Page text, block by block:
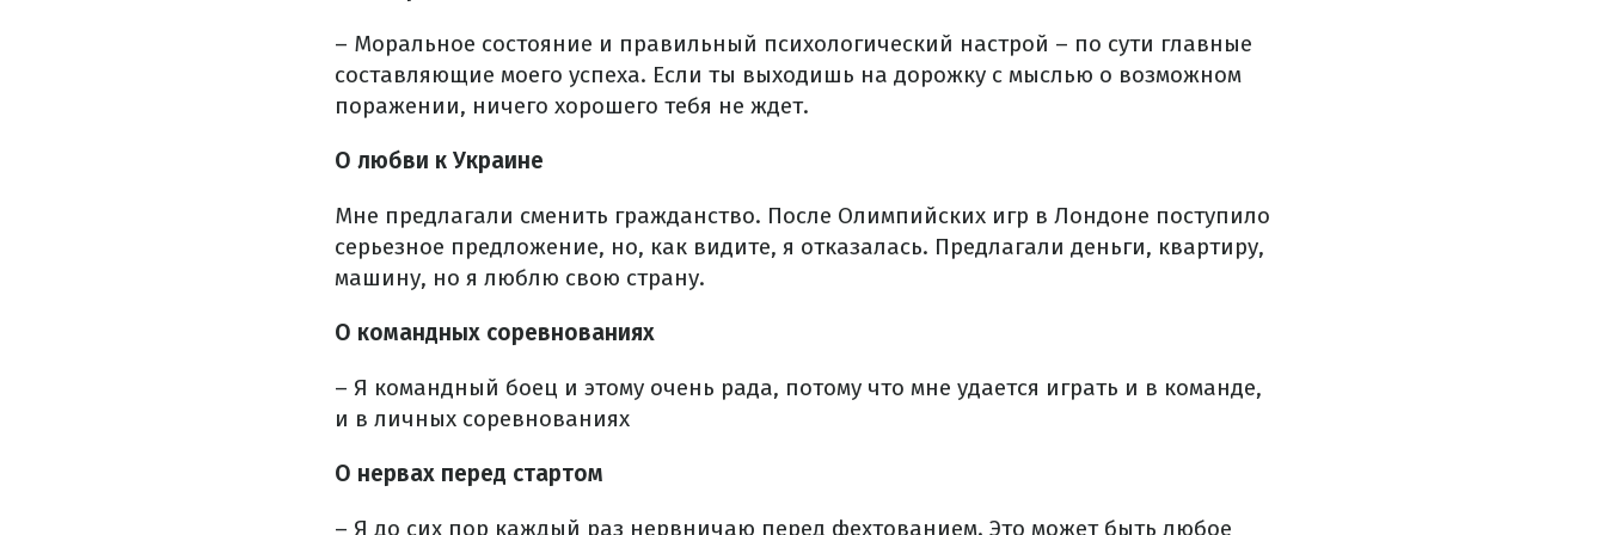
– Моральное состояние и правильный психологический настрой – по сути главные
составляющие моего успеха. Если ты выходишь на дорожку с мыслью о возможном
поражении, ничего хорошего тебя не ждет.
О любви к Украине
Мне предлагали сменить гражданство. После Олимпийских игр в Лондоне поступило
серьезное предложение, но, как видите, я отказалась. Предлагали деньги, квартиру,
машину, но я люблю свою страну.
О командных соревнованиях
– Я командный боец и этому очень рада, потому что мне удается играть и в команде,
и в личных соревнованиях
О нервах перед стартом
– Я до сих пор каждый раз нервничаю перед фехтованием. Это может быть любое